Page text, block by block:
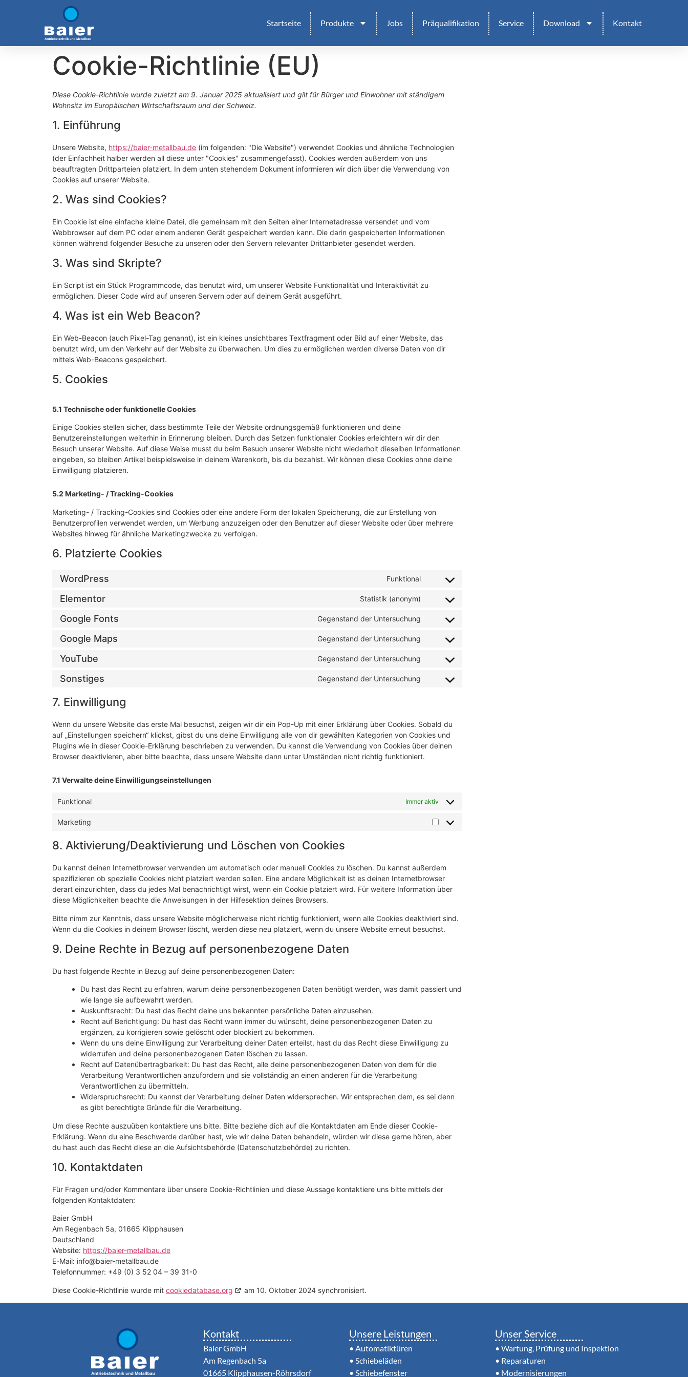
Startseite Produkte Jobs Präqualifikation Service Download Kontakt
Cookie-Richtlinie (EU)
Diese Cookie-Richtlinie wurde zuletzt am 9. Januar 2025 aktualisiert und gilt für Bürger und Einwohner mit ständigem
Wohnsitz im Europäischen Wirtschaftsraum und der Schweiz.
1. Einführung
Unsere Website, https://baier-metallbau.de (im folgenden: "Die Website") verwendet Cookies und ähnliche Technologien
(der Einfachheit halber werden all diese unter "Cookies" zusammengefasst). Cookies werden außerdem von uns
beauftragten Drittparteien platziert. In dem unten stehendem Dokument informieren wir dich über die Verwendung von
Cookies auf unserer Website.
2. Was sind Cookies?
Ein Cookie ist eine einfache kleine Datei, die gemeinsam mit den Seiten einer Internetadresse versendet und vom
Webbrowser auf dem PC oder einem anderen Gerät gespeichert werden kann. Die darin gespeicherten Informationen
können während folgender Besuche zu unseren oder den Servern relevanter Drittanbieter gesendet werden.
3. Was sind Skripte?
Ein Script ist ein Stück Programmcode, das benutzt wird, um unserer Website Funktionalität und Interaktivität zu
ermöglichen. Dieser Code wird auf unseren Servern oder auf deinem Gerät ausgeführt.
4. Was ist ein Web Beacon?
Ein Web-Beacon (auch Pixel-Tag genannt), ist ein kleines unsichtbares Textfragment oder Bild auf einer Website, das
benutzt wird, um den Verkehr auf der Website zu überwachen. Um dies zu ermöglichen werden diverse Daten von dir
mittels Web-Beacons gespeichert.
5. Cookies
5.1 Technische oder funktionelle Cookies
Einige Cookies stellen sicher, dass bestimmte Teile der Website ordnungsgemäß funktionieren und deine
Benutzereinstellungen weiterhin in Erinnerung bleiben. Durch das Setzen funktionaler Cookies erleichtern wir dir den
Besuch unserer Website. Auf diese Weise musst du beim Besuch unserer Website nicht wiederholt dieselben Informationen
eingeben, so bleiben Artikel beispielsweise in deinem Warenkorb, bis du bezahlst. Wir können diese Cookies ohne deine
Einwilligung platzieren.
5.2 Marketing- / Tracking-Cookies
Marketing- / Tracking-Cookies sind Cookies oder eine andere Form der lokalen Speicherung, die zur Erstellung von
Benutzerprofilen verwendet werden, um Werbung anzuzeigen oder den Benutzer auf dieser Website oder über mehrere
Websites hinweg für ähnliche Marketingzwecke zu verfolgen.
6. Platzierte Cookies
WordPress Funktional
Elementor Statistik (anonym)
Google Fonts Gegenstand der Untersuchung
Google Maps Gegenstand der Untersuchung
YouTube Gegenstand der Untersuchung
Sonstiges Gegenstand der Untersuchung
7. Einwilligung
Wenn du unsere Website das erste Mal besuchst, zeigen wir dir ein Pop-Up mit einer Erklärung über Cookies. Sobald du
auf „Einstellungen speichern“ klickst, gibst du uns deine Einwilligung alle von dir gewählten Kategorien von Cookies und
Plugins wie in dieser Cookie-Erklärung beschrieben zu verwenden. Du kannst die Verwendung von Cookies über deinen
Browser deaktivieren, aber bitte beachte, dass unsere Website dann unter Umständen nicht richtig funktioniert.
7.1 Verwalte deine Einwilligungseinstellungen
Funktional Immer aktiv
Marketing
8. Aktivierung/Deaktivierung und Löschen von Cookies
Du kannst deinen Internetbrowser verwenden um automatisch oder manuell Cookies zu löschen. Du kannst außerdem
spezifizieren ob spezielle Cookies nicht platziert werden sollen. Eine andere Möglichkeit ist es deinen Internetbrowser
derart einzurichten, dass du jedes Mal benachrichtigt wirst, wenn ein Cookie platziert wird. Für weitere Information über
diese Möglichkeiten beachte die Anweisungen in der Hilfesektion deines Browsers.
Bitte nimm zur Kenntnis, dass unsere Website möglicherweise nicht richtig funktioniert, wenn alle Cookies deaktiviert sind.
Wenn du die Cookies in deinem Browser löscht, werden diese neu platziert, wenn du unsere Website erneut besuchst.
9. Deine Rechte in Bezug auf personenbezogene Daten
Du hast folgende Rechte in Bezug auf deine personenbezogenen Daten:
Du hast das Recht zu erfahren, warum deine personenbezogenen Daten benötigt werden, was damit passiert und
wie lange sie aufbewahrt werden.
Auskunftsrecht: Du hast das Recht deine uns bekannten persönliche Daten einzusehen.
Recht auf Berichtigung: Du hast das Recht wann immer du wünscht, deine personenbezogenen Daten zu
ergänzen, zu korrigieren sowie gelöscht oder blockiert zu bekommen.
Wenn du uns deine Einwilligung zur Verarbeitung deiner Daten erteilst, hast du das Recht diese Einwilligung zu
widerrufen und deine personenbezogenen Daten löschen zu lassen.
Recht auf Datenübertragbarkeit: Du hast das Recht, alle deine personenbezogenen Daten von dem für die
Verarbeitung Verantwortlichen anzufordern und sie vollständig an einen anderen für die Verarbeitung
Verantwortlichen zu übermitteln.
Widerspruchsrecht: Du kannst der Verarbeitung deiner Daten widersprechen. Wir entsprechen dem, es sei denn
es gibt berechtigte Gründe für die Verarbeitung.
Um diese Rechte auszuüben kontaktiere uns bitte. Bitte beziehe dich auf die Kontaktdaten am Ende dieser Cookie-
Erklärung. Wenn du eine Beschwerde darüber hast, wie wir deine Daten behandeln, würden wir diese gerne hören, aber
du hast auch das Recht diese an die Aufsichtsbehörde (Datenschutzbehörde) zu richten.
10. Kontaktdaten
Für Fragen und/oder Kommentare über unsere Cookie-Richtlinien und diese Aussage kontaktiere uns bitte mittels der
folgenden Kontaktdaten:
Baier GmbH
Am Regenbach 5a, 01665 Klipphausen
Deutschland
Website: https://baier-metallbau.de
E-Mail: info@baier-metallbau.de
Telefonnummer: +49 (0) 3 52 04 – 39 31-0
Diese Cookie-Richtlinie wurde mit cookiedatabase.org am 10. Oktober 2024 synchronisiert.
Kontakt
Baier GmbH
Am Regenbach 5a
01665 Klipphausen-Röhrsdorf
Unsere Leistungen
• Automatiktüren
• Schiebeläden
• Schiebefenster
Unser Service
• Wartung, Prüfung und Inspektion
• Reparaturen
• Modernisierungen